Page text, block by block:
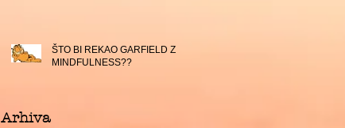
ŠTO BI REKAO GARFIELD ZA
MINDFULNESS??
Arhiva